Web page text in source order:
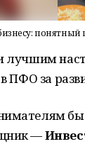
понятный
лучшим
в ПФО за
—